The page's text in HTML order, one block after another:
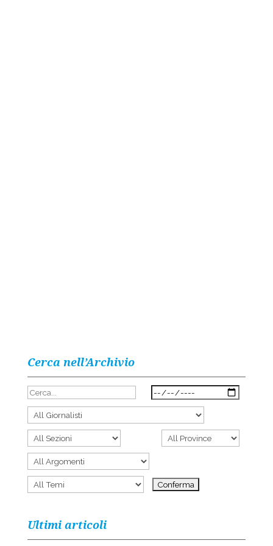
Cerca nell’Archivio
Ultimi articoli